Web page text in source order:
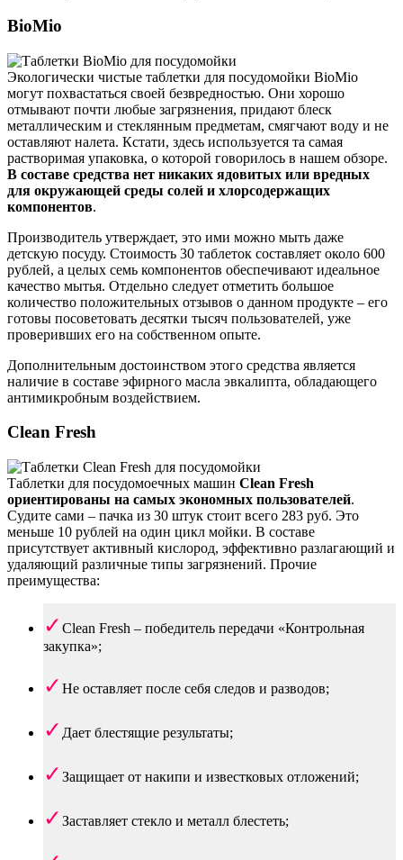
BioMio
Экологически чистые таблетки для посудомойки BioMio
могут похвастаться своей безвредностью. Они хорошо
отмывают почти любые загрязнения, придают блеск
металлическим и стеклянным предметам, смягчают воду и не
оставляют налета. Кстати, здесь используется та самая
растворимая упаковка, о которой говорилось в нашем обзоре.
В составе средства нет никаких ядовитых или вредных
для окружающей среды солей и хлорсодержащих
компонентов.
Производитель утверждает, это ими можно мыть даже
детскую посуду. Стоимость 30 таблеток составляет около 600
рублей, а целых семь компонентов обеспечивают идеальное
качество мытья. Отдельно следует отметить большое
количество положительных отзывов о данном продукте – его
готовы посоветовать десятки тысяч пользователей, уже
проверивших его на собственном опыте.
Дополнительным достоинством этого средства является
наличие в составе эфирного масла эвкалипта, обладающего
антимикробным воздействием.
Clean Fresh
Таблетки для посудомоечных машин Clean Fresh
ориентированы на самых экономных пользователей.
Судите сами – пачка из 30 штук стоит всего 283 руб. Это
меньше 10 рублей на один цикл мойки. В составе
присутствует активный кислород, эффективно разлагающий и
удаляющий различные типы загрязнений. Прочие
преимущества:
Clean Fresh – победитель передачи «Контрольная
закупка»;
Не оставляет после себя следов и разводов;
Дает блестящие результаты;
Защищает от накипи и известковых отложений;
Заставляет стекло и металл блестеть;